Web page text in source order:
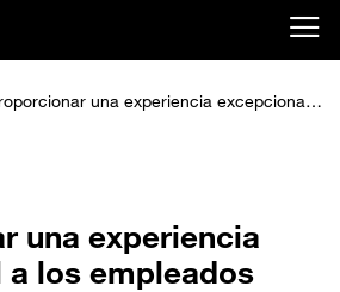
una experiencia excepcional a los empleados
una experiencia
los empleados